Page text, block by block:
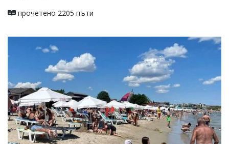
прочетено 2205 пъти